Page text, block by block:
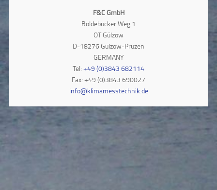
F&C GmbH
Boldebucker Weg 1
OT Gülzow
D-18276 Gülzow-Prüzen
GERMANY
Tel: +49 (0)3843 682114
Fax: +49 (0)3843 690027
info@klimamesstechnik.de